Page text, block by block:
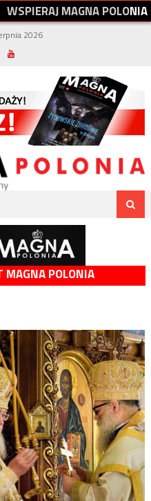
WSPIERAJMAGNAPOLONIA
2026
MAGNA POLONIA